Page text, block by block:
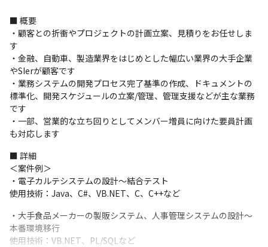
■ 概要
・顧客との折衝やプロジェクトの計画立案、見積りをお任せしま
す
・金融、自動車、製造業界をはじめとした幅広い業界の大手企業
やSIerが顧客です
・業務システムの開発プロセス完了基準の作成、ドキュメントの
標準化、開発スケジュールの立案/管理、管理支援などが主な業務
です
・一部、営業的な立ち回りとしてメンバー増員に向けた要員計画
も対応します
■ 詳細
＜案件例＞
・電子カルテシステムの設計～結合テスト
使用技術：Java、C#、VB.NET、C、C++など
・大手食品メーカーの製販システム、人事管理システムの設計～
本番環境移行
使用技術：VB.NET、PL/SQLなど